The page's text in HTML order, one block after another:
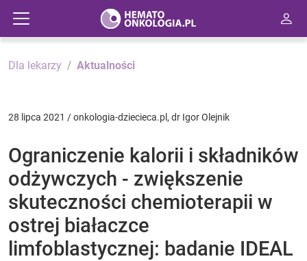
Dla lekarzy Aktualności
28 lipca 2021 / onkologia-dziecieca.pl, dr Igor Olejnik
Ograniczenie kalorii i składników
odżywczych - zwiększenie
skuteczności chemioterapii w
ostrej białaczce
limfoblastycznej: badanie IDEAL